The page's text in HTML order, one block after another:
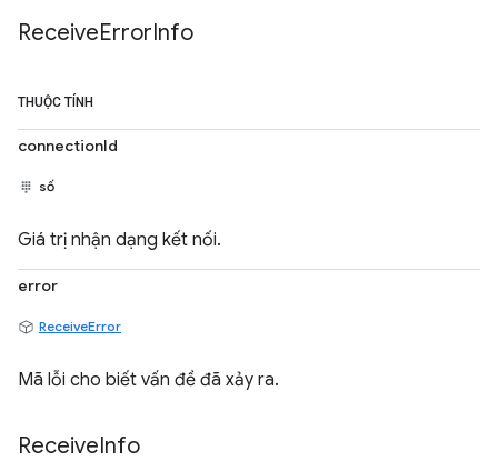
ReceiveErrorInfo
THUỘC TÍNH
connectionId
số
Giá trị nhận dạng kết nối.
error
ReceiveError
Mã lỗi cho biết vấn đề đã xảy ra.
ReceiveInfo